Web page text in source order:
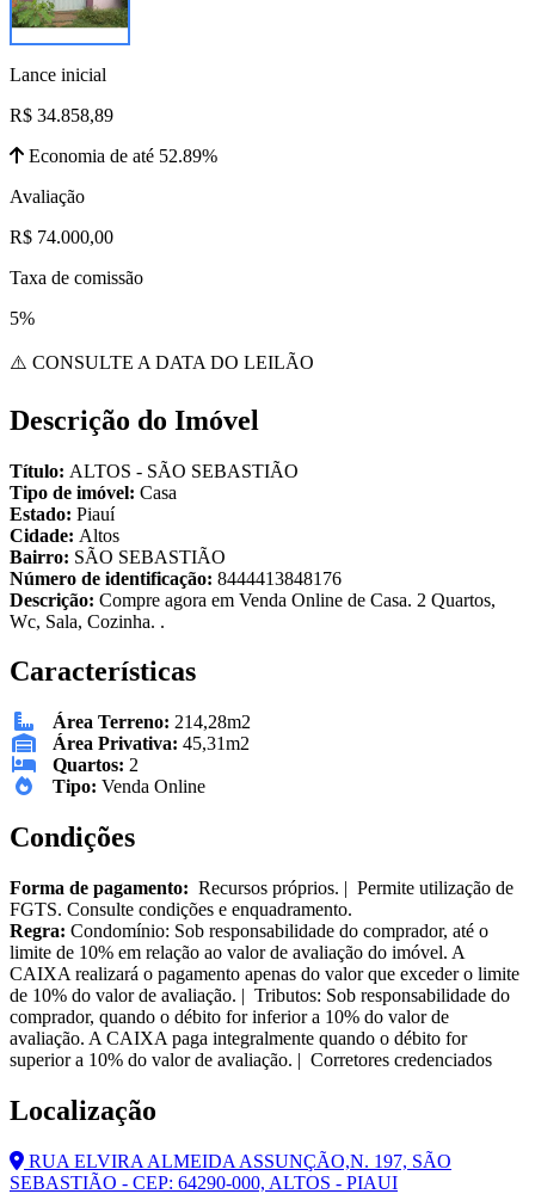
Lance inicial
R$ 34.858,89
Economia de até 52.89%
Avaliação
R$ 74.000,00
Taxa de comissão
5%
⚠️ CONSULTE A DATA DO LEILÃO
Descrição do Imóvel
Título: ALTOS - SÃO SEBASTIÃO
Tipo de imóvel: Casa
Estado: Piauí
Cidade: Altos
Bairro: SÃO SEBASTIÃO
Número de identificação: 8444413848176
Descrição: Compre agora em Venda Online de Casa. 2 Quartos,
Wc, Sala, Cozinha. .
Características
Área Terreno: 214,28m2
Área Privativa: 45,31m2
Quartos: 2
Tipo: Venda Online
Condições
Forma de pagamento: Recursos próprios. | Permite utilização de
FGTS. Consulte condições e enquadramento.
Regra: Condomínio: Sob responsabilidade do comprador, até o
limite de 10% em relação ao valor de avaliação do imóvel. A
CAIXA realizará o pagamento apenas do valor que exceder o limite
de 10% do valor de avaliação. | Tributos: Sob responsabilidade do
comprador, quando o débito for inferior a 10% do valor de
avaliação. A CAIXA paga integralmente quando o débito for
superior a 10% do valor de avaliação. | Corretores credenciados
Localização
RUA ELVIRA ALMEIDA ASSUNÇÃO,N. 197, SÃO
SEBASTIÃO - CEP: 64290-000, ALTOS - PIAUI